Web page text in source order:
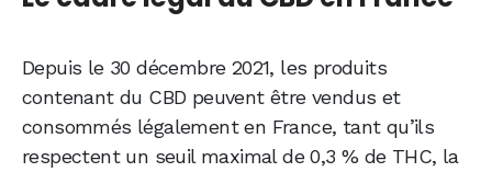
Depuis le 30 décembre 2021, les produits
contenant du CBD peuvent être vendus et
consommés légalement en France, tant qu’ils
respectent un seuil maximal de 0,3 % de THC, la